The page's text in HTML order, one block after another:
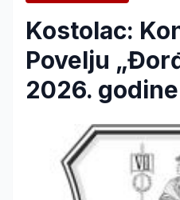
Kostolac:
Povelju
2026. godine